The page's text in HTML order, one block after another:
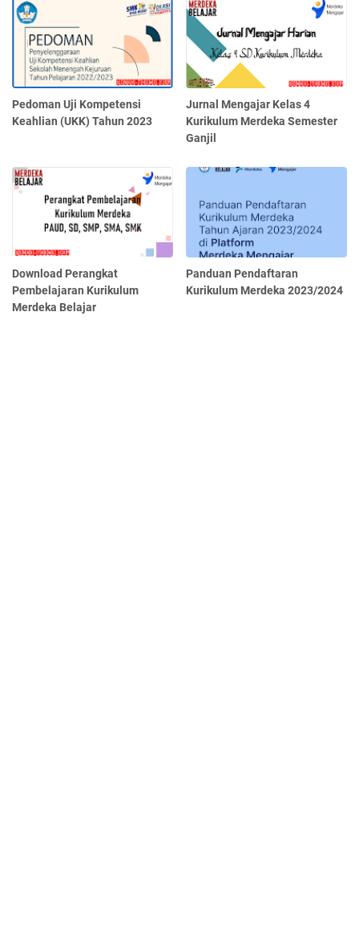
Pedoman Uji Kompetensi
Keahlian (UKK) Tahun 2023
Jurnal Mengajar Kelas 4
Kurikulum Merdeka Semester
Ganjil
Download Perangkat
Pembelajaran Kurikulum
Merdeka Belajar
Panduan Pendaftaran
Kurikulum Merdeka 2023/2024